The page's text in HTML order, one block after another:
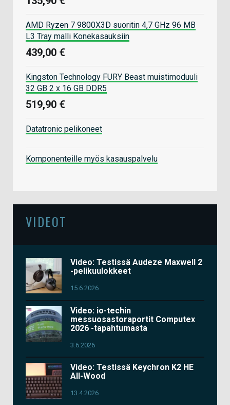
AMD Ryzen 7 9800X3D suoritin 4,7 GHz 96 MB
L3 Tray malli Konekasauksiin
439,00 €
Kingston Technology FURY Beast muistimoduuli
32 GB 2 x 16 GB DDR5
519,90 €
Datatronic pelikoneet
Komponenteille myös kasauspalvelu
VIDEOT
Video: Testissä Audeze Maxwell 2
-pelikuulokkeet
15.6.2026
Video: io-techin
messuosastoraportit Computex
2026 -tapahtumasta
3.6.2026
Video: Testissä Keychron K2 HE
All-Wood
13.4.2026